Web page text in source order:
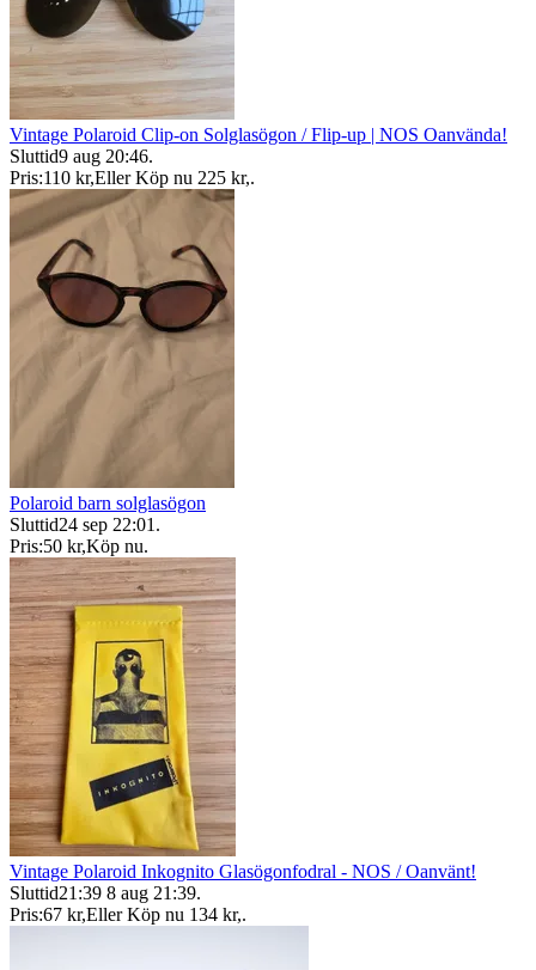
Vintage Polaroid Clip-on Solglasögon / Flip-up | NOS Oanvända!
Sluttid9 aug 20:46.
Pris:110 kr,Eller Köp nu 225 kr,.
Polaroid barn solglasögon
Sluttid24 sep 22:01 .
Pris:50 kr,Köp nu.
Vintage Polaroid Inkognito Glasögonfodral - NOS / Oanvänt!
Sluttid21:39 8 aug 21:39.
Pris:67 kr,Eller Köp nu 134 kr,.